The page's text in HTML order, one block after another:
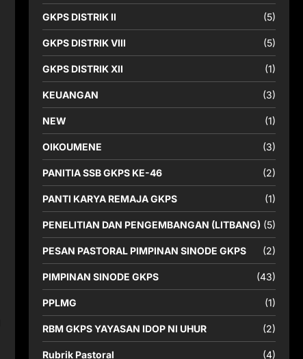
GKPS DISTRIK II (5)
GKPS DISTRIK VIII (5)
GKPS DISTRIK XII (1)
KEUANGAN (3)
NEW (1)
OIKOUMENE (3)
PANITIA SSB GKPS KE-46 (2)
PANTI KARYA REMAJA GKPS (1)
PENELITIAN DAN PENGEMBANGAN (LITBANG) (5)
PESAN PASTORAL PIMPINAN SINODE GKPS (2)
PIMPINAN SINODE GKPS (43)
PPLMG (1)
RBM GKPS YAYASAN IDOP NI UHUR (2)
Rubrik Pastoral (4)